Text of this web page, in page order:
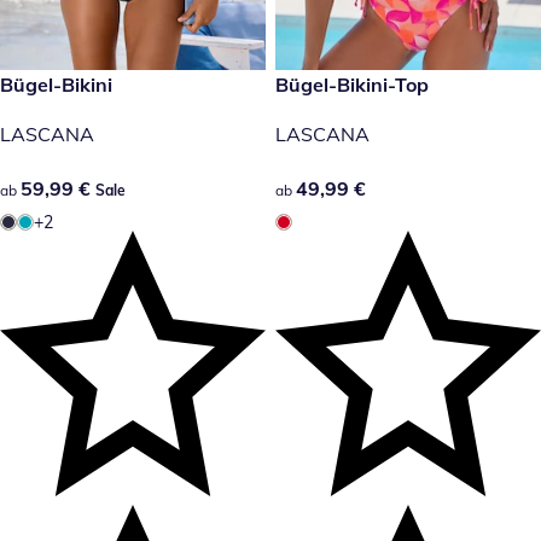
59,99 €
Sale
Bügel-Bikini
LASCANA
59,99 €
ab 59,99 € Sale
+2
49,99 €
Bügel-Bikini-Top
LASCANA
49,99 €
ab 49,99 €